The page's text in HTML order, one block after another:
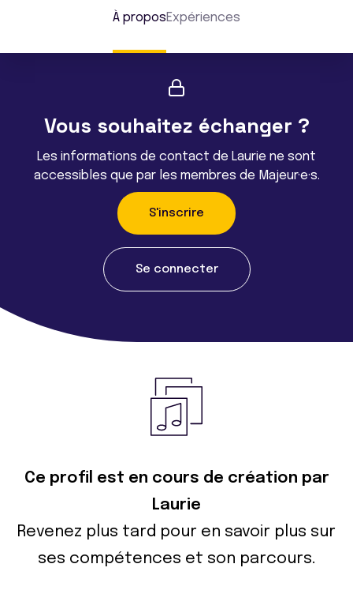
À proposExpériences
Vous souhaitez échanger ?
Les informations de contact de Laurie ne sont
accessibles que par les membres de Majeur·e·s.
S'inscrire
Se connecter
Ce profil est en cours de création par
Laurie
Revenez plus tard pour en savoir plus sur
ses compétences et son parcours.